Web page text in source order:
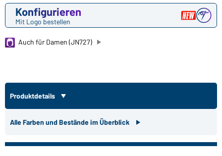
Konfigurieren
Mit Logo bestellen
Auch für Damen (JN727)
Produktdetails
Alle Farben und Bestände im Überblick